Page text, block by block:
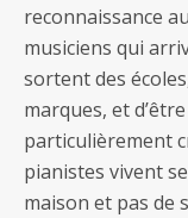
reconnaissance
musiciens qui
sortent des
marques, et
particulièrement
pianistes vivent
maison et pas de